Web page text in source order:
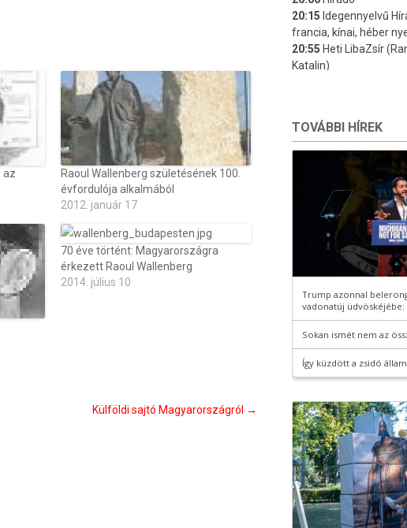
az
Raoul Wallenberg születésének 100.
évfordulója alkalmából
2012. január 17
70 éve történt: Magyarországra
érkezett Raoul Wallenberg
2014. július 10
Külföldi sajtó Magyarországról →
TOVÁBBI HÍREK